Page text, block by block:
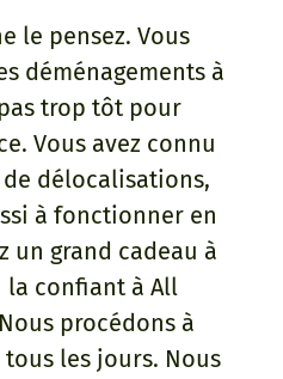
le pensez. Vous
déménagements à
trop tôt pour
Vous avez connu
délocalisations,
à fonctionner en
un grand cadeau à
la confiant à All
procédons à
les jours. Nous